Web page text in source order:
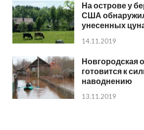
На острове у
США
унесенных
14.11.2019
Новгородская
готовится к
наводнению
13.11.2019